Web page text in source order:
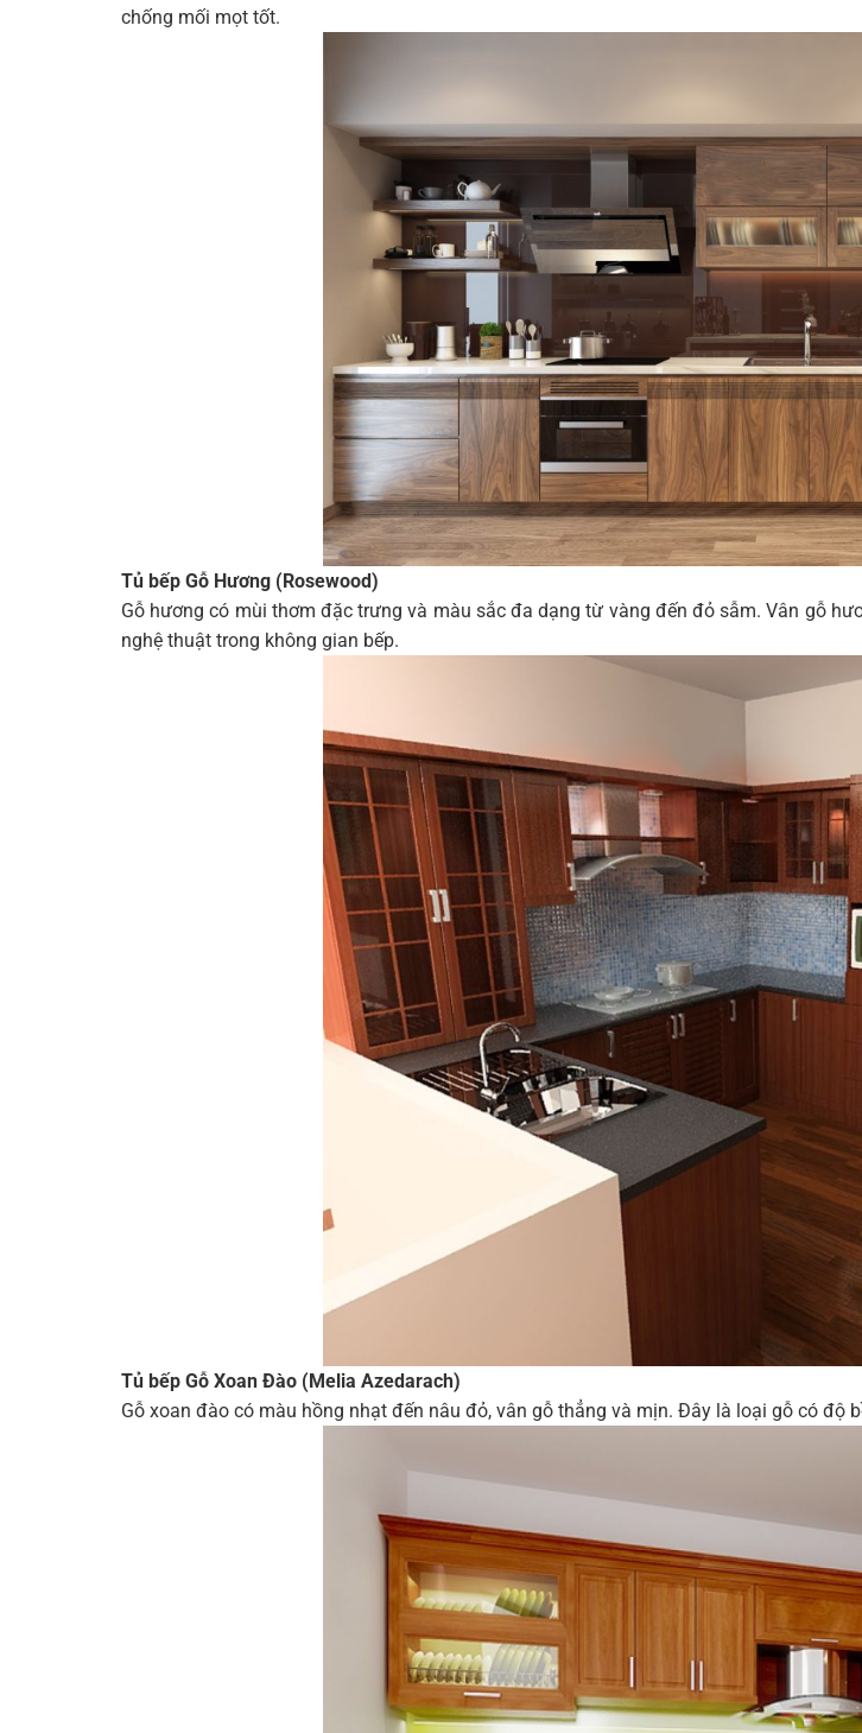
chống mối mọt tốt.
Tủ bếp Gỗ Hương (Rosewood)
Gỗ hương có mùi thơm đặc trưng và màu sắc đa dạng từ vàng đến đỏ sẫm. Vân gỗ
nghệ thuật trong không gian bếp.
Tủ bếp Gỗ Xoan Đào (Melia Azedarach)
Gỗ xoan đào có màu hồng nhạt đến nâu đỏ, vân gỗ thẳng và mịn. Đây là loại gỗ có độ